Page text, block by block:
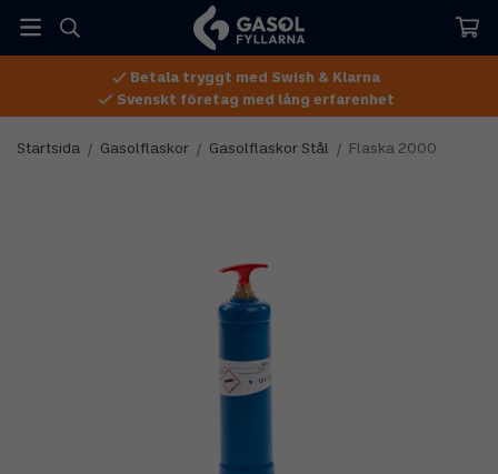
Betala tryggt med Swish & Klarna
Svenskt företag med lång erfarenhet
Startsida / Gasolflaskor / Gasolflaskor Stål / Flaska 2000